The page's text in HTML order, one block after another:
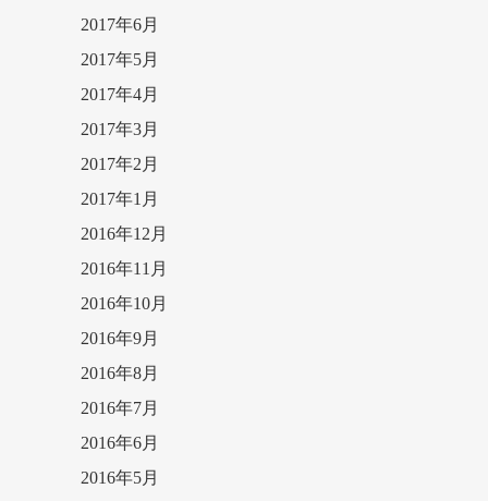
2017年6月
2017年5月
2017年4月
2017年3月
2017年2月
2017年1月
2016年12月
2016年11月
2016年10月
2016年9月
2016年8月
2016年7月
2016年6月
2016年5月